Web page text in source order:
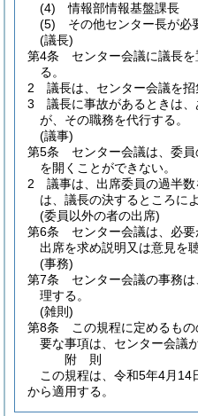
(4)
情報部情報基盤課長
(5)
その他センター長が必
(議長)
第4条
センター会議に議長
る。
2
議長は、センター会議を招
3
議長に事故があるときは
が、その職務を代行する。
(議事)
第5条
センター会議は、委
を開くことができない。
2
議事は、出席委員の過半
は、議長の決するところによ
(委員以外の者の出席)
第6条
センター会議は、必
出席を求め説明又は意見を
(事務)
第7条
センター会議の事務
理する。
(雑則)
第8条
この規程に定めるも
要な事項は、センター会議
附 則
この規程は、令和5年4月14
から適用する。